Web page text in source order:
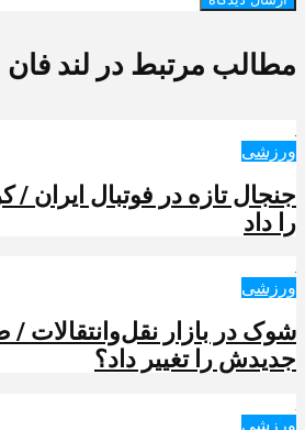
مطالب مرتبط در لند فان
ورزشی
جنجال تازه در فوتبال ایران /
را داد
ورزشی
شوک در بازار نقل‌وانتقالات
جدیدش را تغییر داد؟
ورزشی